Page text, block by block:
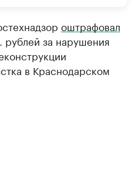
оштрафовал
рублей за нарушения
в Краснодарском